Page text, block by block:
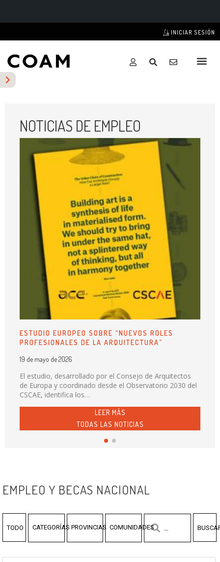
INICIAR SESIÓN
NOTICIAS DE EMPLEO
ESTUDIO EUROPEO SOBRE “NUEVOS ROLES
PROFESIONALES DE LA ARQUITECTURA”
19 de mayo de 2026
El estudio, desarrollado por el Consejo de Arquitectos
de Europa y coordinado desde el Observatorio 2030 del
CSCAE, identifica los…
LEER MÁS
TODAS LAS NOTICIAS
EMPLEO Y BECAS NACIONAL
TODO CATEGORÍAS PROVINCIAS COMUNIDADES